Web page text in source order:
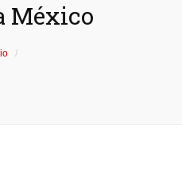
México